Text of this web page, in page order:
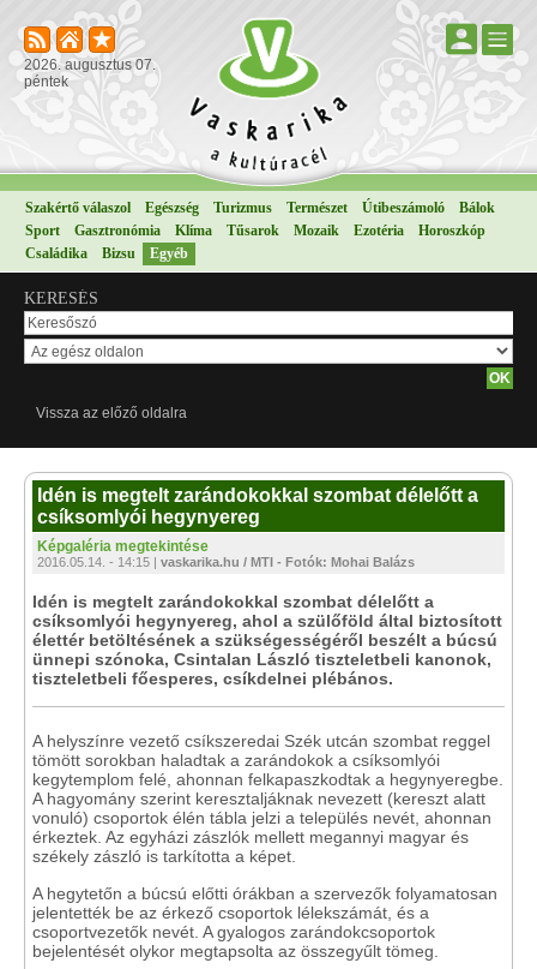
2026. augusztus 07.
péntek
Szakértő válaszol Egészség Turizmus Természet Útibeszámoló
Bálok
Sport
Gasztronómia Klíma Tűsarok Mozaik Ezotéria
Horoszkóp
Családika
Bizsu Egyéb
KERESÉS
Vissza az előző oldalra
Idén is megtelt zarándokokkal szombat délelőtt a
csíksomlyói hegynyereg
Képgaléria megtekintése
2016.05.14. - 14:15 | vaskarika.hu / MTI - Fotók: Mohai Balázs
Idén is megtelt zarándokokkal szombat délelőtt a
csíksomlyói hegynyereg, ahol a szülőföld által biztosított
élettér betöltésének a szükségességéről beszélt a búcsú
ünnepi szónoka, Csintalan László tiszteletbeli kanonok,
tiszteletbeli főesperes, csíkdelnei plébános.
A helyszínre vezető csíkszeredai Szék utcán szombat reggel
tömött sorokban haladtak a zarándokok a csíksomlyói
kegytemplom felé, ahonnan felkapaszkodtak a hegynyeregbe.
A hagyomány szerint keresztaljáknak nevezett (kereszt alatt
vonuló) csoportok élén tábla jelzi a település nevét, ahonnan
érkeztek. Az egyházi zászlók mellett megannyi magyar és
székely zászló is tarkította a képet.
A hegytetőn a búcsú előtti órákban a szervezők folyamatosan
jelentették be az érkező csoportok lélekszámát, és a
csoportvezetők nevét. A gyalogos zarándokcsoportok
bejelentését olykor megtapsolta az összegyűlt tömeg.